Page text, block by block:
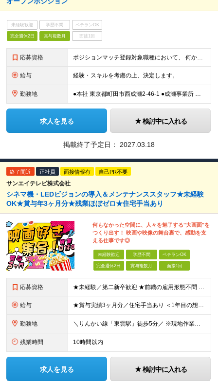
未経験歓迎 学歴不問 ベテランOK
完全週休2日 賞与複数月 面接1回
応募資格 ポジションマッチ登録対象職種において、 何かしらの知識・経験を有する方 【活かせる経験・スキル】 ポジションマッチ登録対象職種に関連する知識・経験 ※該当ポジションが数多く存在する為、様々
給与 経験・スキルを考慮の上、決定します。
勤務地 ●本社 東京都町田市西成瀬2-46-1 ●成瀬事業所 東京都町田市成瀬7-2-1 ●テクニカハウス 東京都文京区湯島1-8-3 ※ポジションによって異なります
求人を見る 検討中に入れる
掲載終了予定日： 2027.03.18
終了間近 正社員 面接情報有 自己PR不要
サンエイテレビ株式会社
シネマ機・LEDビジョンの導入＆メンテナンススタッフ★未経験
OK★賞与年3ヶ月分★残業ほぼゼロ★住宅手当あり
何もなかった空間に、人々を魅了する"大画面"を
つくり出す！ 映画や映像の舞台裏で、感動を支
える仕事です◎
未経験歓迎 学歴不問 ベテランOK
完全週休2日 賞与複数月 面接1回
応募資格 ★未経験／第二新卒歓迎 ★前職の雇用形態不問 ★学歴不問 ★普通自動車免許をお持ちの方（AT限定可） ≪こんな方にピッタリです≫ ◇映画好き ◇機械いじりが好き ◇プラモデルを作るのが好き ◇黙々と
給与 ★賞与実績3ヶ月分／住宅手当あり ＜1年目の想定収入例＞ ★月収26万円（内訳：22万以上+住宅手当+交通費+出張手当） ★年収330万円～（内訳：月給+賞与3ヶ月分） ■月給22万円～30万円+
勤務地 ＼りんかい線「東雲駅」徒歩5分／ ※現地作業の場合は直行直帰OKです！ 【東京本社】 東京都江東区東雲2-12-22 ━━━━━━━━ 旅行好き歓迎！全国への出張があります！ ━━━━━━━━ ■
残業時間 10時間以内
求人を見る 検討中に入れる